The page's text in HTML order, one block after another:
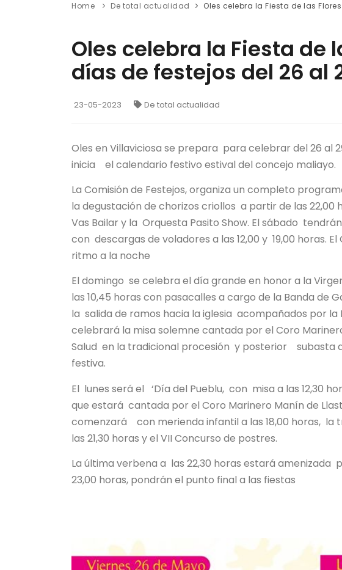
Home De total actualidad Oles celebra la Fiesta de las
Oles celebra la Fiesta de
días de festejos del 26 al
23-05-2023 De total actualidad
Oles en Villaviciosa se prepara para celebrar del 26 al
inicia el calendario festivo estival del concejo maliayo.
La Comisión de Festejos, organiza un completo
la degustación de chorizos criollos a partir de las
Vas Bailar y la Orquesta Pasito Show. El sábado
con descargas de voladores a las 12,00 y 19,00 horas.
ritmo a la noche
El domingo se celebra el día grande en honor a la
las 10,45 horas con pasacalles a cargo de la Banda de
la salida de ramos hacia la iglesia acompañados por la
celebrará la misa solemne cantada por el Coro
Salud en la tradicional procesión y posterior subasta
festiva.
El lunes será el ‘Día del Pueblu, con misa a las 12,30
que estará cantada por el Coro Marinero Manín de
comenzará con merienda infantil a las 18,00 horas, la
las 21,30 horas y el VII Concurso de postres.
La última verbena a las 22,30 horas estará amenizada
23,00 horas, pondrán el punto final a las fiestas